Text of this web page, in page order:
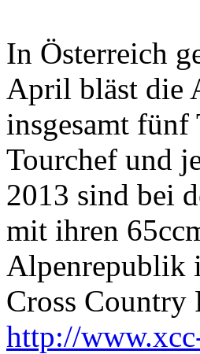
In Österreich
April bläst die
insgesamt fünf
Tourchef und
2013 sind bei
mit ihren
Alpenrepublik
Cross
http://